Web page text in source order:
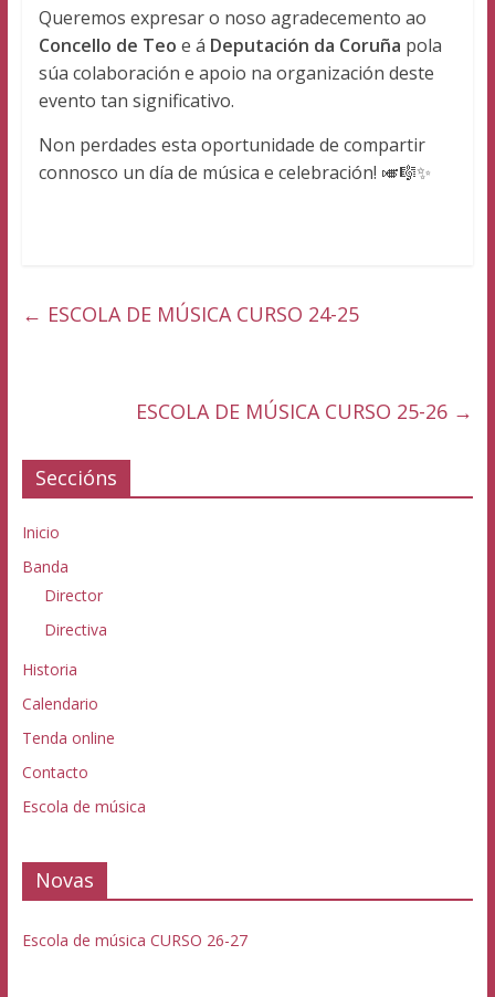
Queremos expresar o noso agradecemento ao
Concello de Teo e á Deputación da Coruña pola
súa colaboración e apoio na organización deste
evento tan significativo.
Non perdades esta oportunidade de compartir
connosco un día de música e celebración! 🎺🎼✨
← ESCOLA DE MÚSICA CURSO 24-25
ESCOLA DE MÚSICA CURSO 25-26 →
Seccións
Inicio
Banda
Director
Directiva
Historia
Calendario
Tenda online
Contacto
Escola de música
Novas
Escola de música CURSO 26-27